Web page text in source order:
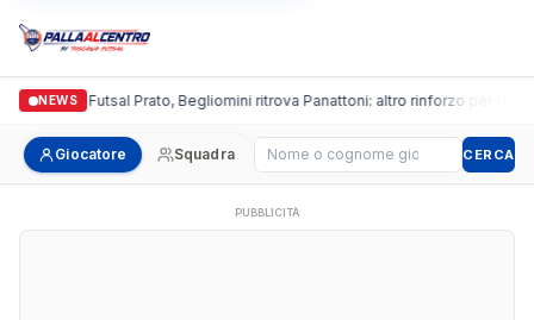
NEWS
Italgronda Futsal Prato, Begliomini ritrova Panattoni: altro rinforzo per i
Giocatore Squadra Cerca giocatore CERCA
PUBBLICITÀ